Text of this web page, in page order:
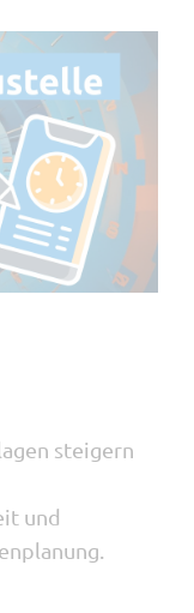
steigern
und